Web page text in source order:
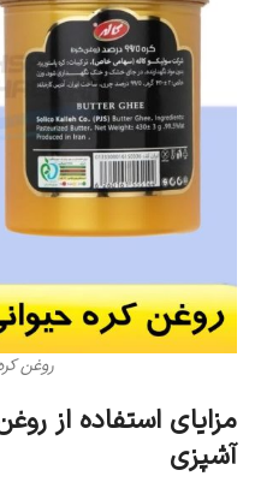
روغن
مزایای استفاده از
آشپزی